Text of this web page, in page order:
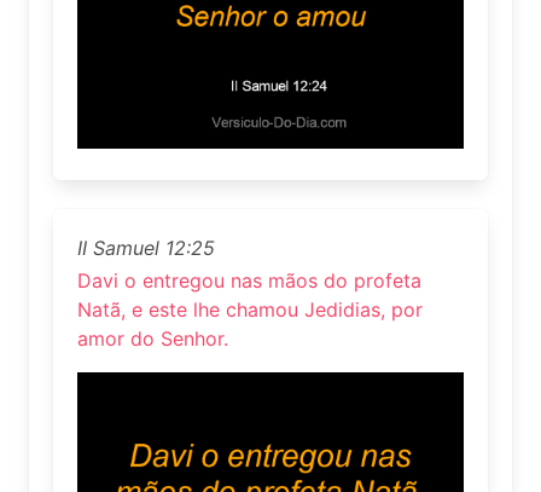
II Samuel 12:25
Davi o entregou nas mãos do profeta
Natã, e este lhe chamou Jedidias, por
amor do Senhor.